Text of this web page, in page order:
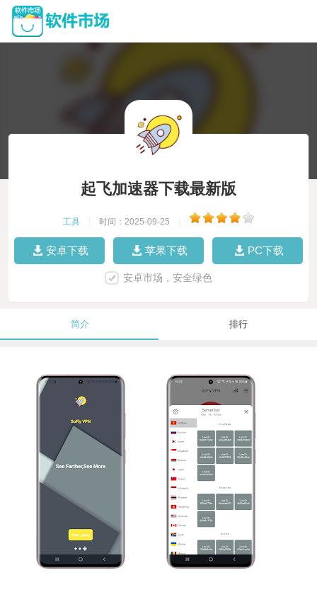
起飞加速器下载最新版
工具 时间：2025-09-25
安卓下载 苹果下载 PC下载
安卓市场，安全绿色
简介 排行